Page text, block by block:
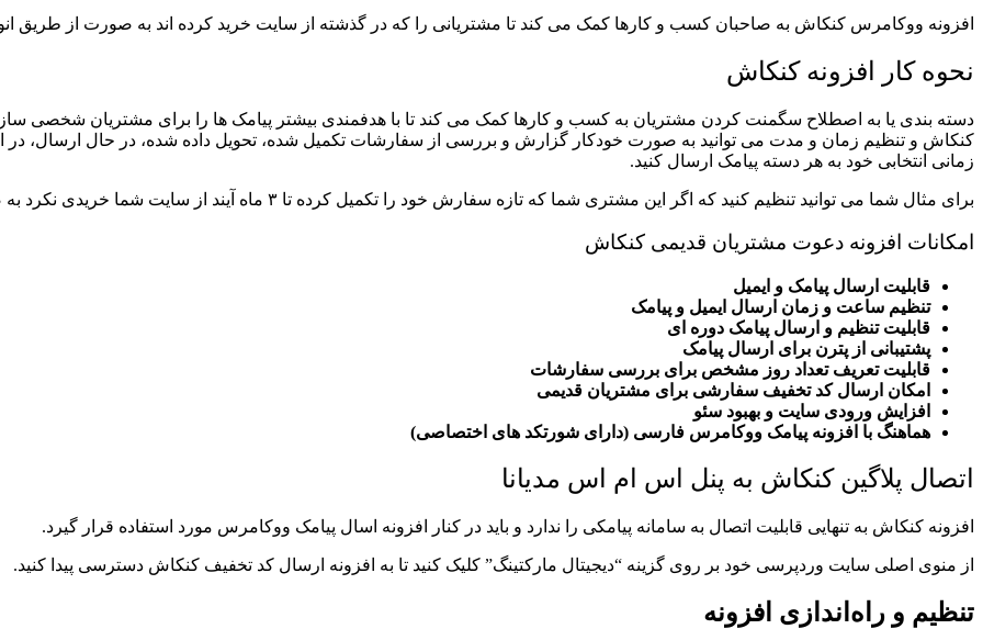
افزونه ووکامرس کنکاش به صاحبان کسب و کارها کمک می کند تا مشتریانی را که در گذشته از سایت خرید کرده اند به صورت از طریق
نحوه کار افزونه کنکاش
دسته بندی یا به اصطلاح سگمنت کردن مشتریان به کسب و کارها کمک می کند تا با هدفمندی بیشتر پیامک ها را برای مشتریان شخصی سازی
کنکاش و تنظیم زمان و مدت می توانید به صورت خودکار گزارش و بررسی از سفارشات تکمیل شده، تحویل داده شده، در حال ارسال، در
زمانی انتخابی خود به هر دسته پیامک ارسال کنید.
برای مثال شما می توانید تنظیم کنید که اگر این مشتری شما که تازه سفارش خود را تکمیل کرده تا ۳ ماه آیند از سایت شما خریدی نکرد به صورت خودکار پیامکی با متن و در ساعت y به آن ارسال شود.
امکانات افزونه دعوت مشتریان قدیمی کنکاش
قابلیت ارسال پیامک و ایمیل
تنظیم ساعت و زمان ارسال ایمیل و پیامک
قابلیت تنظیم و ارسال پیامک دوره ای
پشتیبانی از پترن برای ارسال پیامک
قابلیت تعریف تعداد روز مشخص برای بررسی سفارشات
امکان ارسال کد تخفیف سفارشی برای مشتریان قدیمی
افزایش ورودی سایت و بهبود سئو
هماهنگ با افزونه پیامک ووکامرس فارسی (دارای شورتکد های اختصاصی)
اتصال پلاگین کنکاش به پنل اس ام اس مدیانا
افزونه کنکاش به تنهایی قابلیت اتصال به سامانه پیامکی را ندارد و باید در کنار افزونه اسال پیامک ووکامرس مورد استفاده قرار گیرد.
از منوی اصلی سایت وردپرسی خود بر روی گزینه “دیجیتال مارکتینگ” کلیک کنید تا به افزونه ارسال کد تخفیف کنکاش دسترسی پیدا کنید.
تنظیم و راه‌اندازی افزونه